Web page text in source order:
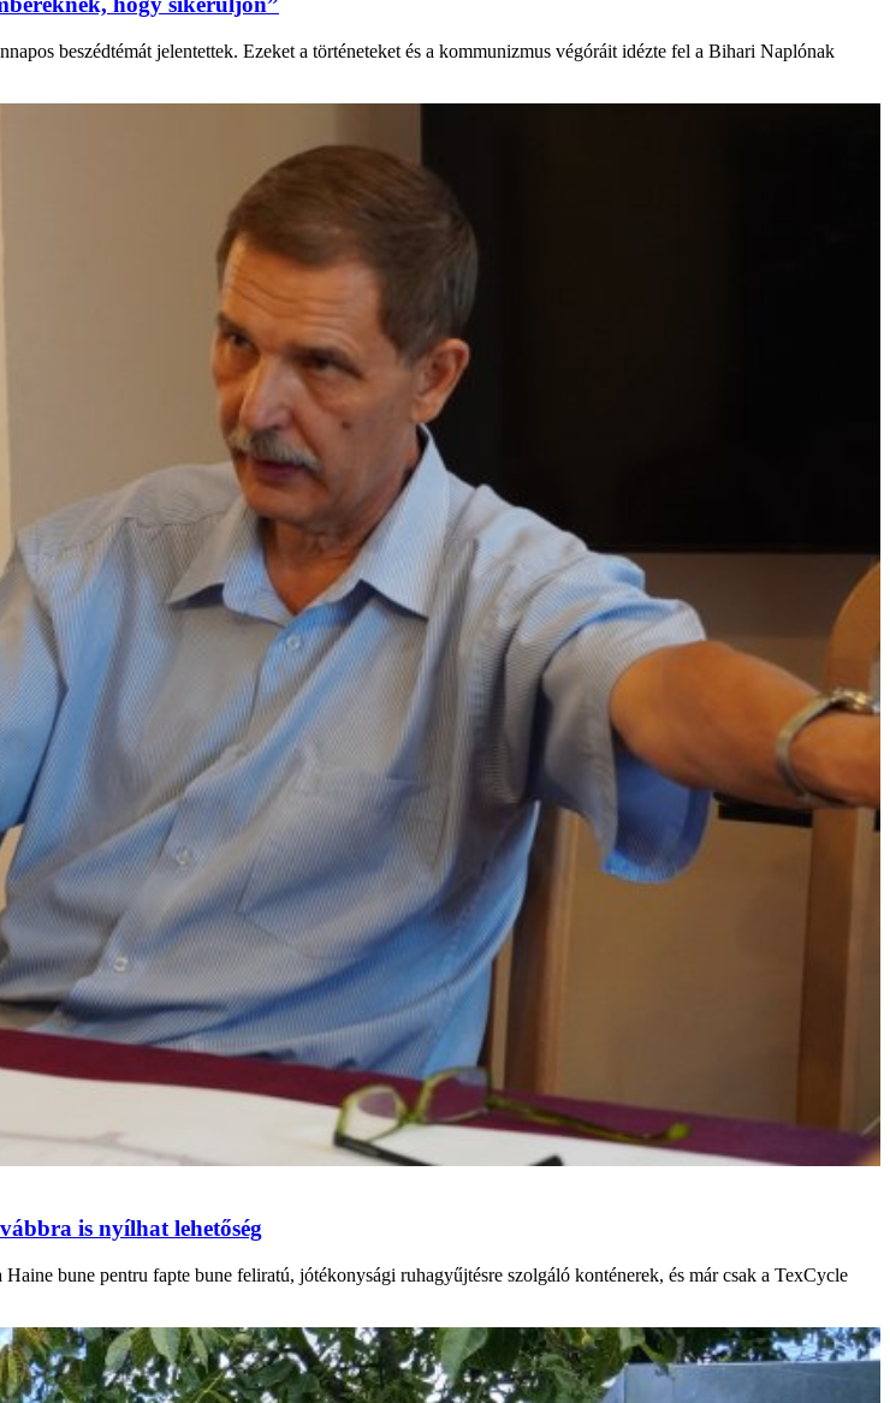
beszédtémát jelentettek. Ezeket a történeteket és a kommunizmus végóráit idézte fel a Bihari Naplónak
is nyílhat lehetőség
bune pentru fapte bune feliratú, jótékonysági ruhagyűjtésre szolgáló konténerek, és már csak a TexCycle